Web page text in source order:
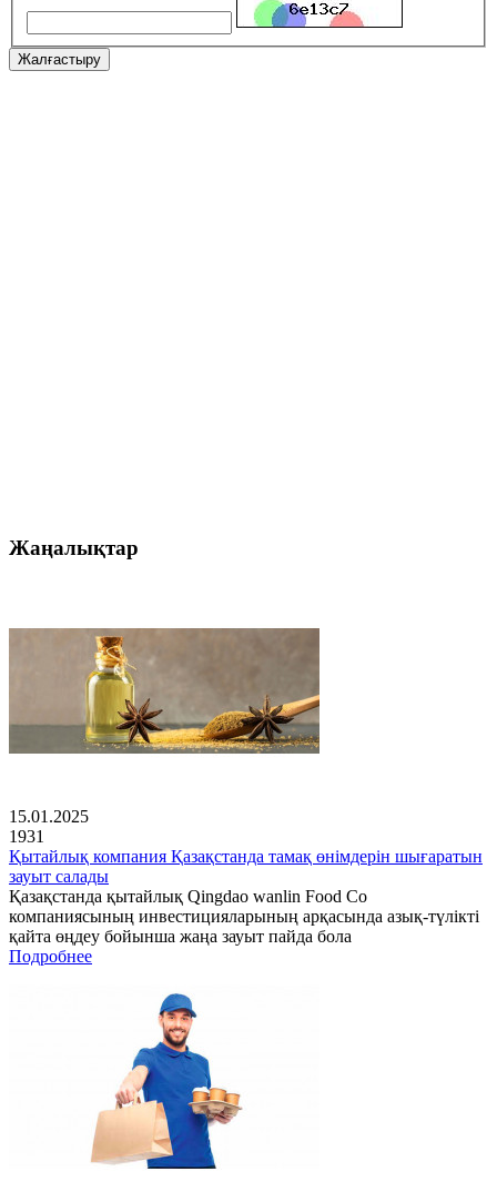
Жалғастыру
Жаңалықтар
15.01.2025
1931
Қытайлық компания Қазақстанда тамақ өнімдерін шығаратын
зауыт салады
Қазақстанда қытайлық Qingdao wanlin Food Co
компаниясының инвестицияларының арқасында азық-түлікті
қайта өңдеу бойынша жаңа зауыт пайда бола
Подробнее